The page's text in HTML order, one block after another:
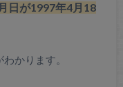
日が1997年4月18
かります。